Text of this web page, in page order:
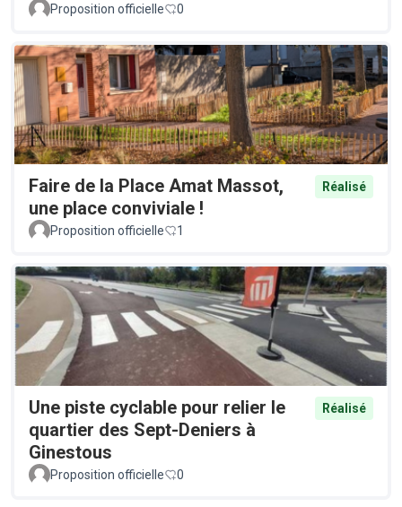
Proposition officielle
0
Faire de la Place Amat Massot,
une place conviviale !
Réalisé
Proposition officielle 1
Une piste cyclable pour relier le
quartier des Sept-Deniers à
Ginestous
Réalisé
Proposition officielle 0